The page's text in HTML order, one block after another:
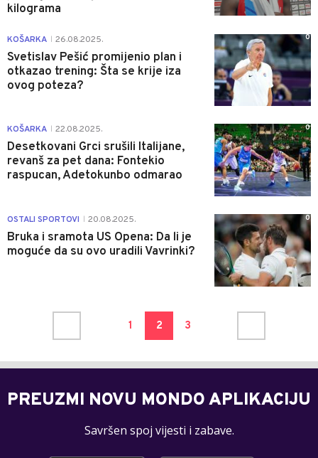
kilograma
KOŠARKA 26.08.2025.
Svetislav Pešić promijenio plan i
otkazao trening: Šta se krije iza
ovog poteza?
0
KOŠARKA 22.08.2025.
Desetkovani Grci srušili Italijane,
revanš za pet dana: Fontekio
raspucan, Adetokunbo odmarao
0
OSTALI SPORTOVI 20.08.2025.
Bruka i sramota US Opena: Da li je
moguće da su ovo uradili Vavrinki?
0
1 2 3
PREUZMI NOVU MONDO APLIKACIJU
Savršen spoj vijesti i zabave.